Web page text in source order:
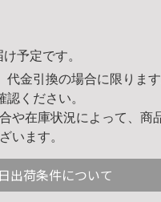
予定です。
代金引換の場合に限りま
認ください。
や在庫状況によって、商
います。
出荷条件について